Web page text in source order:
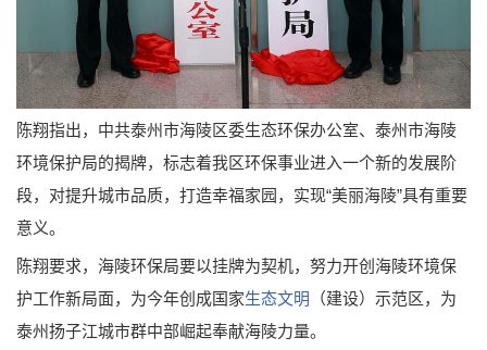
陈翔指出，中共泰州市海陵区委生态环保办公室、泰州市海陵
环境保护局的揭牌，标志着我区环保事业进入一个新的发展阶
段，对提升城市品质，打造幸福家园，实现“美丽海陵”具有重要
意义。
陈翔要求，海陵环保局要以挂牌为契机，努力开创海陵环境保
护工作新局面，为今年创成国家生态文明
（建设）示范区，为
泰州扬子江城市群中部崛起奉献海陵力量。